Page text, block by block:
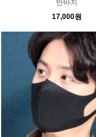
반바지
17,000원